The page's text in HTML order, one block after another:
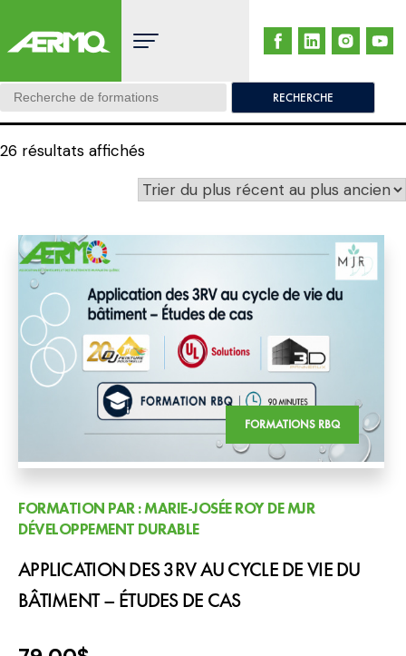
content
Search:
26 résultats affichés
FORMATIONS RBQ
FORMATION PAR : MARIE-JOSÉE ROY DE MJR
DÉVELOPPEMENT DURABLE
APPLICATION DES 3RV AU CYCLE DE VIE DU
BÂTIMENT – ÉTUDES DE CAS